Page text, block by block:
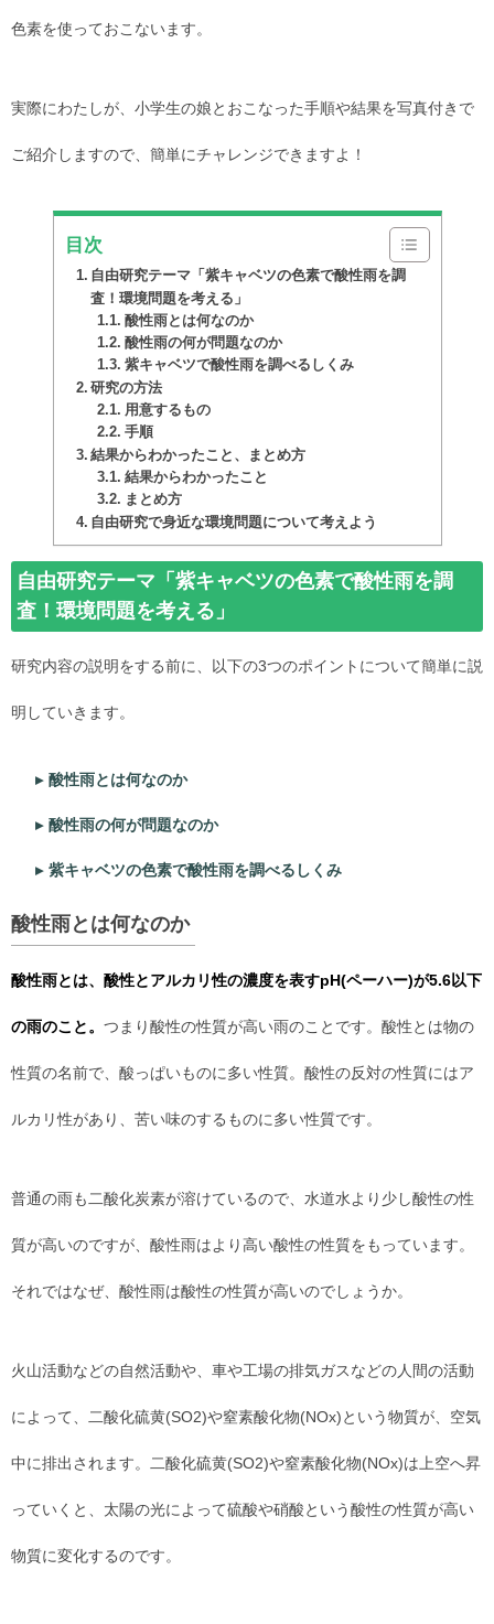
色素を使っておこないます。
実際にわたしが、小学生の娘とおこなった手順や結果を写真付きで
ご紹介しますので、簡単にチャレンジできますよ！
目次
自由研究テーマ「紫キャベツの色素で酸性雨を調
査！環境問題を考える」
酸性雨とは何なのか
酸性雨の何が問題なのか
紫キャベツで酸性雨を調べるしくみ
研究の方法
用意するもの
手順
結果からわかったこと、まとめ方
結果からわかったこと
まとめ方
自由研究で身近な環境問題について考えよう
自由研究テーマ「紫キャベツの色素で酸性雨を調
査！環境問題を考える」
研究内容の説明をする前に、以下の3つのポイントについて簡単に説
明していきます。
酸性雨とは何なのか
酸性雨の何が問題なのか
紫キャベツの色素で酸性雨を調べるしくみ
酸性雨とは何なのか
酸性雨とは、酸性とアルカリ性の濃度を表すpH(ペーハー)が5.6以下
の雨のこと。 つまり酸性の性質が高い雨のことです。酸性とは物の
性質の名前で、酸っぱいものに多い性質。酸性の反対の性質にはア
ルカリ性があり、苦い味のするものに多い性質です。
普通の雨も二酸化炭素が溶けているので、水道水より少し酸性の性
質が高いのですが、酸性雨はより高い酸性の性質をもっています。
それではなぜ、酸性雨は酸性の性質が高いのでしょうか。
火山活動などの自然活動や、車や工場の排気ガスなどの人間の活動
によって、二酸化硫黄(SO2)や窒素酸化物(NOx)という物質が、空気
中に排出されます。二酸化硫黄(SO2)や窒素酸化物(NOx)は上空へ昇
っていくと、太陽の光によって硫酸や硝酸という酸性の性質が高い
物質に変化するのです。